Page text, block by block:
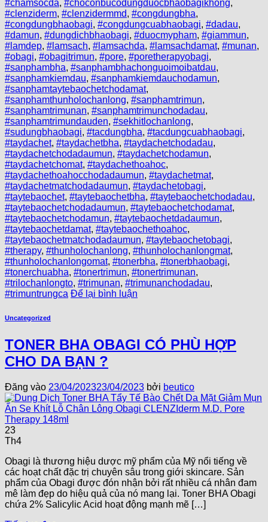
#chamsocda, #choconbucodungduocbhaobagikhong,
#clenziderm, #clenzidermmd, #congdungbha,
#congdungbhaobagi, #congdungcuabhaobagi, #dadau,
#damun, #dungdichbhaobagi, #duocmypham, #giammun,
#lamdep, #lamsach, #lamsachda, #lamsachdamat, #munan,
#obagi, #obagitrimun, #pore, #poretherapyobagi,
#sanphambha, #sanphambhachonguoimoibatdau,
#sanphamkiemdau, #sanphamkiemdauchodamun,
#sanphamtaytebaochetchodamat,
#sanphamthunholochanlong, #sanphamtrimun,
#sanphamtrimunan, #sanphamtrimunchodadau,
#sanphamtrimundauden, #sekhitlochanlong,
#sudungbhaobagi, #tacdungbha, #tacdungcuabhaobagi,
#taydachet, #taydachetbha, #taydachetchodadau,
#taydachetchodadaumun, #taydachetchodamun,
#taydachetchomat, #taydachethoahoc,
#taydachethoahocchodadaumun, #taydachetmat,
#taydachetmatchodadaumun, #taydachetobagi,
#taytebaochet, #taytebaochetbha, #taytebaochetchodadau,
#taytebaochetchodadaumun, #taytebaochetchodamat,
#taytebaochetchodamun, #taytebaochetdadaumun,
#taytebaochetdamat, #taytebaochethoahoc,
#taytebaochetmatchodadaumun, #taytebaochetobagi,
#therapy, #thunholochanlong, #thunholochanlongmat,
#thunholochanlongomat, #tonerbha, #tonerbhaobagi,
#tonerchuabha, #tonertrimun, #tonertrimunan,
#trilochanlongto, #trimunan, #trimunanchodadau,
#trimuntrungca Để lại bình luận
Uncategorized
TONER BHA OBAGI CÓ PHÙ HỢP
CHO DA BẠN ?
Đăng vào 23/04/202323/04/2023 bởi beutico
23
Th4
Obagi là thương hiệu dược mỹ phẩm của Mỹ nổi tiếng về
các hoạt chất đặc trị chuyên sâu trong giới skincare. Sản
phẩm của Obagi được đón nhận bởi rất nhiều cá nhân đam
mê làm đẹp do hiệu quả của nó mang lại. Toner BHA Obagi
chứa 2% Salicylic Acid hoạt động mạnh mẽ […]